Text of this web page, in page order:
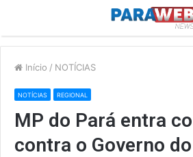
Início / NOTÍCIAS
NOTÍCIAS REGIONAL
MP do Pará entra
contra o Governo